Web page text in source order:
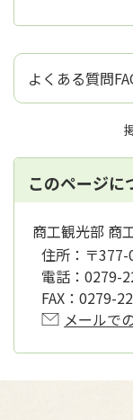
よくある質問
このページに
商工観光部 商
住所： 〒
電話： 0279-
FAX： 0279-
メールで